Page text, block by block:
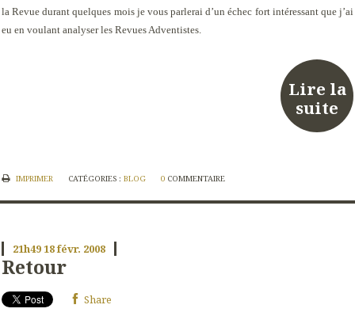
la Revue durant quelques mois je vous parlerai d’un échec fort intéressant que j’ai
eu en voulant analyser les Revues Adventistes.
Lire la
suite
IMPRIMER CATÉGORIES : BLOG 0 COMMENTAIRE
21h4918févr. 2008
Retour
Share